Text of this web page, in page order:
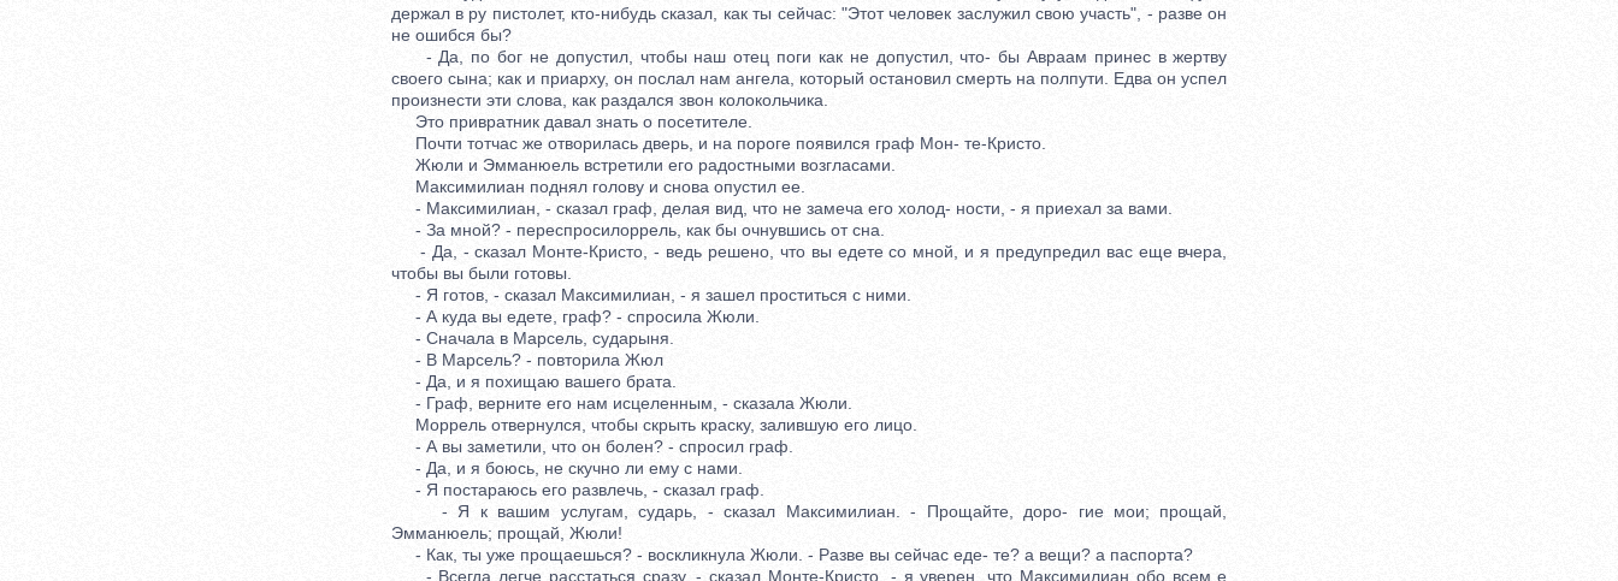
держал в ру пистолет, кто-нибудь сказал, как ты сейчас: "Этот человек заслужил свою участь", - разве он
не ошибся бы?
- Да, по бог не допустил, чтобы наш отец поги как не допустил, что- бы Авраам принес в жертву
своего сына; как и приарху, он послал нам ангела, который остановил смерть на полпути. Едва он успел
произнести эти слова, как раздался звон колокольчика.
Это привратник давал знать о посетителе.
Почти тотчас же отворилась дверь, и на пороге появился граф Мон- те-Кристо.
Жюли и Эмманюель встретили его радостными возгласами.
Максимилиан поднял голову и снова опустил ее.
- Максимилиан, - сказал граф, делая вид, что не замеча его холод- ности, - я приехал за вами.
- За мной? - переспросилоррель, как бы очнувшись от сна.
- Да, - сказал Монте-Кристо, - ведь решено, что вы едете со мной, и я предупредил вас еще вчера,
чтобы вы были готовы.
- Я готов, - сказал Максимилиан, - я зашел проститься с ними.
- А куда вы едете, граф? - спросила Жюли.
- Сначала в Марсель, сударыня.
- В Марсель? - повторила Жюл
- Да, и я похищаю вашего брата.
- Граф, верните его нам исцеленным, - сказала Жюли.
Моррель отвернулся, чтобы скрыть краску, залившую его лицо.
- А вы заметили, что он болен? - спросил граф.
- Да, и я боюсь, не скучно ли ему с нами.
- Я постараюсь его развлечь, - сказал граф.
- Я к вашим услугам, сударь, - сказал Максимилиан. - Прощайте, доро- гие мои; прощай,
Эмманюель; прощай, Жюли!
- Как, ты уже прощаешься? - воскликнула Жюли. - Разве вы сейчас еде- те? а вещи? а паспорта?
- Всегда легче расстаться сразу, - сказал Монте-Кристо, - я уверен, что Максимилиан обо всем е